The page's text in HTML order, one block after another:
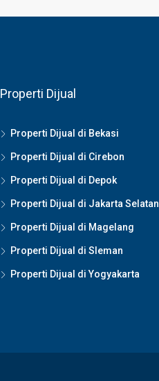
Properti Dijual
Properti Dijual di Bekasi
Properti Dijual di Cirebon
Properti Dijual di Depok
Properti Dijual di Jakarta Selatan
Properti Dijual di Magelang
Properti Dijual di Sleman
Properti Dijual di Yogyakarta